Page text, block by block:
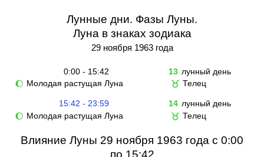
Лунные дни. Фазы Луны.
Луна в знаках зодиака
29 ноября 1963 года
0:00 - 15:42 13 лунный день
🌔 Молодая растущая Луна ♉ Телец
15:42 - 23:59 14 лунный день
🌔 Молодая растущая Луна ♉ Телец
Влияние Луны 29 ноября 1963 года с 0:00
по 15:42